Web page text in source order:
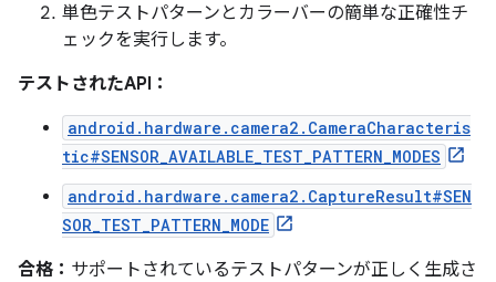
単色テストパターンとカラーバーの簡単な正確性チ
ェックを実行します。
テストされたAPI：
android.hardware.camera2.CameraCharacteris
tic#SENSOR_AVAILABLE_TEST_PATTERN_MODES
android.hardware.camera2.CaptureResult#SEN
SOR_TEST_PATTERN_MODE
合格： サポートされているテストパターンが正しく生成さ